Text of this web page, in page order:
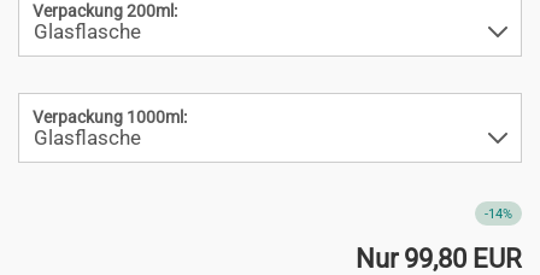
Verpackung 200ml:
Verpackung 1000ml:
-14%
Nur 99,80 EUR